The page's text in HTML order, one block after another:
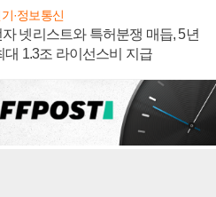
·정보통신
넷리스트와 특허분쟁 매듭, 5년
대 1.3조 라이선스비 지급